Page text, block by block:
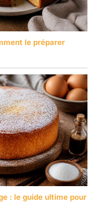
le préparer
: le guide ultime pour